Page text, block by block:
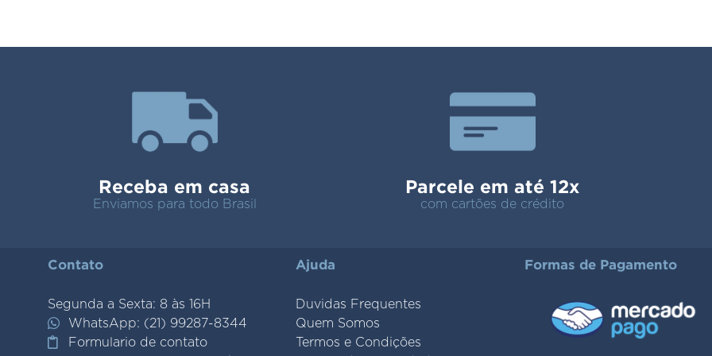
Receba em casa
Enviamos para todo Brasil
Parcele em até 12x
com cartões de crédito
Contato
Segunda a Sexta: 8 às 16H
WhatsApp: (21) 99287-8344
Formulario de contato
Ajuda
Duvidas Frequentes
Quem Somos
Termos e Condições
Formas de Pagamento